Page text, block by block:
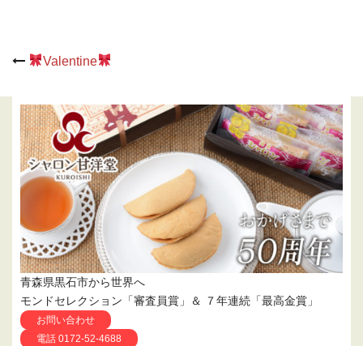
PostValentine
青森県黒石市から世界へ
モンドセレクション「審査員賞」＆ ７年連続「最高金賞」
お問い合わせ
電話 0172-52-4688